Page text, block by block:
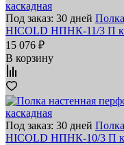
Под заказ: 30 дней
HICOLD НПНК-11/3 П
15 076 ₽
В корзину
Под заказ: 30 дней
HICOLD НПНК-10/3 П